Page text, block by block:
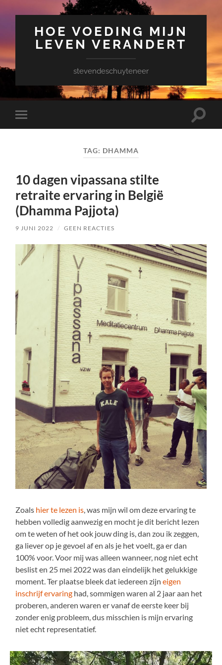
HOE VOEDING MIJN
LEVEN VERANDERT
stevendeschuyteneer
Toggle
mobiel
Toggle
TAG: DHAMMA
10 dagen vipassana stilte
retraite ervaring in België
(Dhamma Pajjota)
9 JUNI 2022 / GEEN REACTIES
Zoals hier te lezen is , was mijn wil om deze ervaring te
hebben volledig aanwezig en mocht je dit bericht lezen
om te weten of het ook jouw ding is, dan zou ik zeggen,
ga liever op je gevoel af en als je het voelt, ga er dan
100% voor. Voor mij was alleen wanneer, nog niet echt
beslist en 25 mei 2022 was dan eindelijk het gelukkige
moment. Ter plaatse bleek dat iedereen zijneigen
inschrijf ervaring had, sommigen waren al 2 jaar aan het
proberen, anderen waren er vanaf de eerste keer bij
zonder enig probleem, dus misschien is mijn ervaring
niet echt representatief.